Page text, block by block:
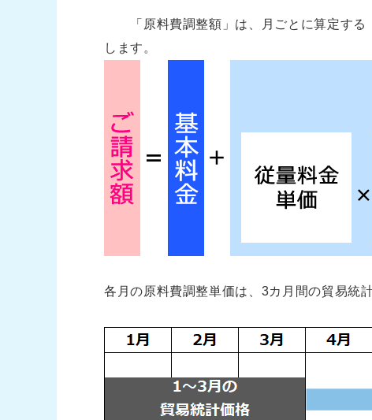
「原料費調整額」は、月ごとに算定する
します。
各月の原料費調整単価は、3カ月間の貿易統